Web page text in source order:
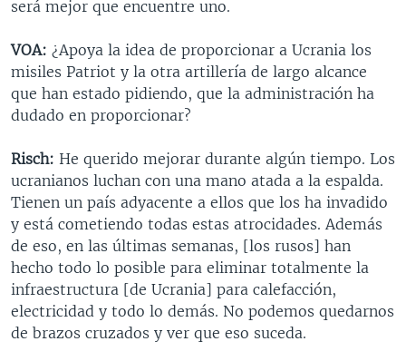
será mejor que encuentre uno.
VOA: ¿Apoya la idea de proporcionar a Ucrania los
misiles Patriot y la otra artillería de largo alcance
que han estado pidiendo, que la administración ha
dudado en proporcionar?
Risch: He querido mejorar durante algún tiempo. Los
ucranianos luchan con una mano atada a la espalda.
Tienen un país adyacente a ellos que los ha invadido
y está cometiendo todas estas atrocidades. Además
de eso, en las últimas semanas, [los rusos] han
hecho todo lo posible para eliminar totalmente la
infraestructura [de Ucrania] para calefacción,
electricidad y todo lo demás. No podemos quedarnos
de brazos cruzados y ver que eso suceda.